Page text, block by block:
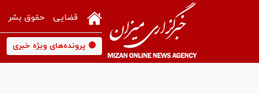
قضایی حقوق بشر
🟡 پرونده‌های ویژه خبری